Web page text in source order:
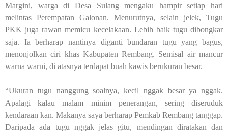
Margini, warga di Desa Sulang mengaku hampir setiap hari
melintas Perempatan Galonan. Menurutnya, selain jelek, Tugu
PKK juga rawan memicu kecelakaan. Lebih baik tugu dibongkar
saja. Ia berharap nantinya diganti bundaran tugu yang bagus,
menonjolkan ciri khas Kabupaten Rembang. Semisal air mancur
warna warni, di atasnya terdapat buah kawis berukuran besar.
“Ukuran tugu nanggung soalnya, kecil nggak besar ya nggak.
Apalagi kalau malam minim penerangan, sering diseruduk
kendaraan kan. Makanya saya berharap Pemkab Rembang tanggap.
Daripada ada tugu nggak jelas gitu, mendingan diratakan dan